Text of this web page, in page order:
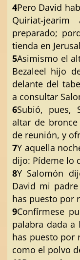
4Pero David
Quiriat-
preparado;
tienda en
5Asimismo el
Bezaleel hijo
delante del
a consultar
6Subió, pues,
altar de
de reunión, y
7Y aquella
dijo: Pídeme lo
8Y Salomón
David mi
has puesto por
9Confírmese
palabra dada
has puesto por
como el polvo